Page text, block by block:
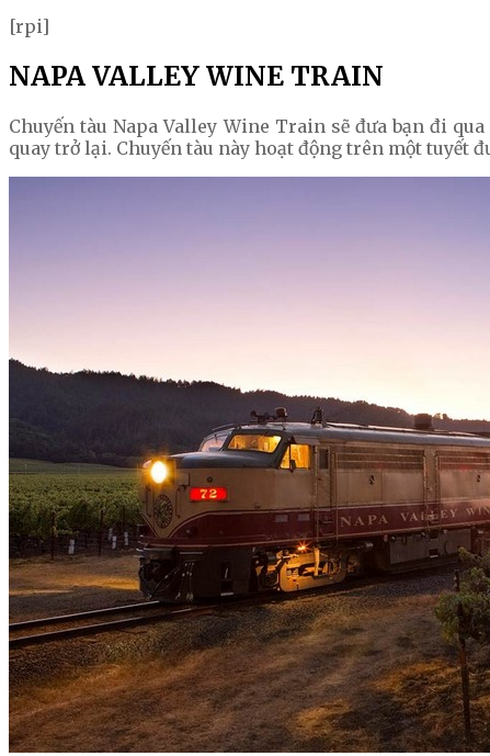
[rpi]
NAPA VALLEY WINE TRAIN
Chuyến tàu Napa Valley Wine Train sẽ đưa bạn đi
quay trở lại. Chuyến tàu này hoạt động trên một tuyết